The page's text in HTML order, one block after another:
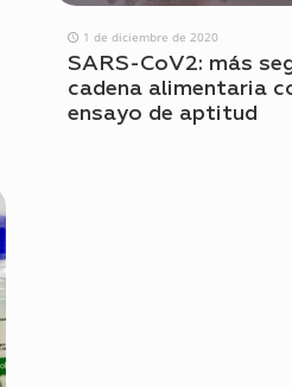
1 de diciembre de 2020
SARS-CoV2: más
cadena alimentaria
ensayo de aptitud